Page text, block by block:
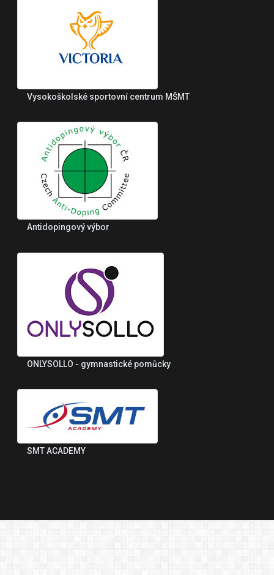
Vysokoškolské sportovní centrum MŠMT
Antidopingový výbor
ONLYSOLLO - gymnastické pomůcky
SMT ACADEMY